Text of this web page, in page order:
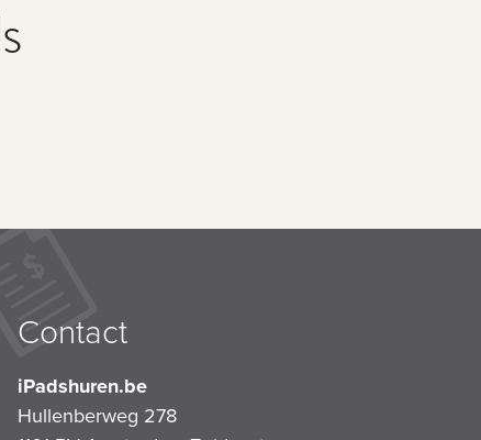
Contact
iPadshuren.be
Hullenberweg 278